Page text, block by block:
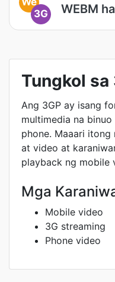
3G
WEBM
Tungkol sa
Ang 3GP ay isang
multimedia na
phone. Maaari
at video at
playback ng mobile
Mga
Mobile video
3G streaming
Phone video